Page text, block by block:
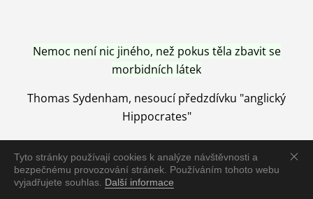
Tyto stránky používají cookies k analýze návštěvnosti a
bezpečnému provozování stránek. Používáním tohoto webu
vyjadřujete souhlas. Další informace
Nemoc není nic jiného, než pokus těla zbavit se
morbidních látek
Thomas Sydenham, nesoucí předzdívku "anglický
Hippocrates"
Nemoc je vyléčena jen pomocí Přírody, neutralizací a